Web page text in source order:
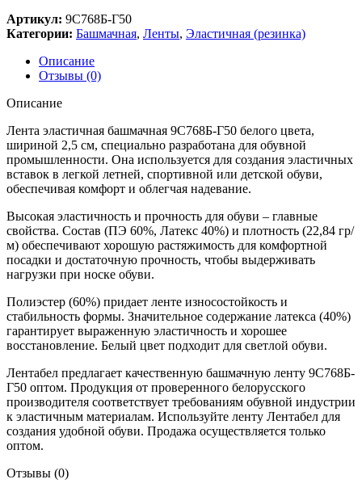
Артикул: 9С768Б-Г50
Категории: Башмачная, Ленты, Эластичная (резинка)
Описание
Отзывы (0)
Описание
Лента эластичная башмачная 9С768Б-Г50 белого цвета,
шириной 2,5 см, специально разработана для обувной
промышленности. Она используется для создания эластичных
вставок в легкой летней, спортивной или детской обуви,
обеспечивая комфорт и облегчая надевание.
Высокая эластичность и прочность для обуви – главные
свойства. Состав (ПЭ 60%, Латекс 40%) и плотность (22,84 гр/
м) обеспечивают хорошую растяжимость для комфортной
посадки и достаточную прочность, чтобы выдерживать
нагрузки при носке обуви.
Полиэстер (60%) придает ленте износостойкость и
стабильность формы. Значительное содержание латекса (40%)
гарантирует выраженную эластичность и хорошее
восстановление. Белый цвет подходит для светлой обуви.
Лентабел предлагает качественную башмачную ленту 9С768Б-
Г50 оптом. Продукция от проверенного белорусского
производителя соответствует требованиям обувной индустрии
к эластичным материалам. Используйте ленту Лентабел для
создания удобной обуви. Продажа осуществляется только
оптом.
Отзывы (0)